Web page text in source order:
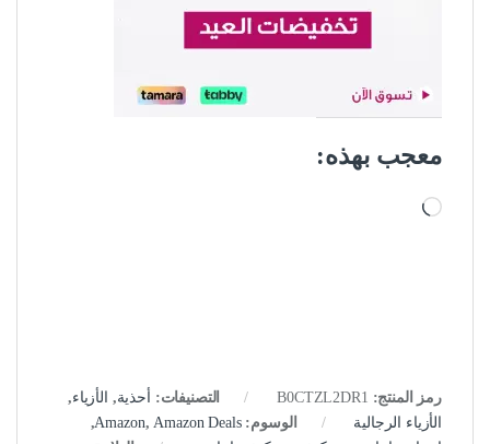
معجب بهذه:
جاري التحميل…
رمز المنتج: B0CTZL2DR1 التصنيفات: أحذية, الأزياء,
الأزياء الرجالية
الوسوم: Amazon, Amazon Deals
,